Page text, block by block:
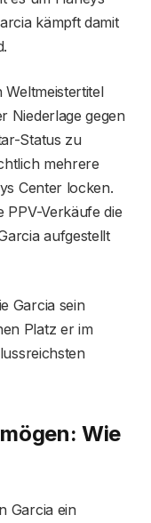
kämpft damit
Weltmeistertitel
Niederlage gegen
Status zu
mehrere
Center locken.
PPV-Verkäufe die
aufgestellt
Garcia sein
Platz er im
Wie
Garcia ein